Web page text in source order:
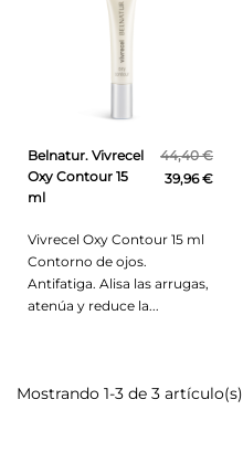
Belnatur. Vivrecel
Oxy Contour 15
ml
44,40 €
39,96 €
Vivrecel Oxy Contour 15 ml
Contorno de ojos.
Antifatiga. Alisa las arrugas,
atenúa y reduce la...
Mostrando 1-3 de 3 artículo(s)